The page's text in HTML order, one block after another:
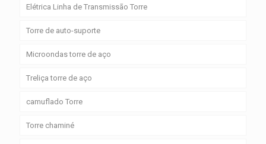
Elétrica Linha de Transmissão Torre
Torre de auto-suporte
Microondas torre de aço
Treliça torre de aço
camuflado Torre
Torre chaminé